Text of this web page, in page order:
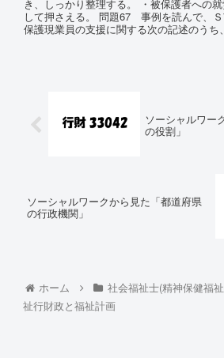
き、しっかり整理する。 ・被保護者への
して押さえる。 問題67 事例を読んで、
保護現業員の支援に関する次の記述のうち
ソーシャルワー
の役割」
ソーシャルワークから見た「都道府県
の行政機関」
ホーム 社会福祉士(精神保健福
祉行財政と福祉計画